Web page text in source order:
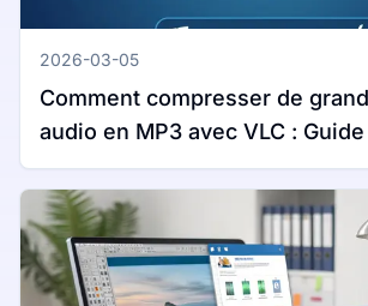
2026-03-05
Comment compresser de
audio en MP3 avec VLC :
pour Windows et Mac